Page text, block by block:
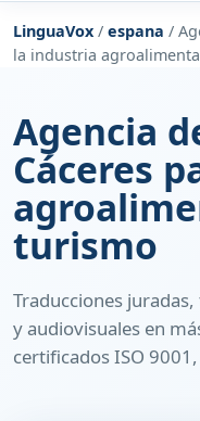
LinguaVox / espana /
la industria
Agencia
Cáceres
turismo
Traducciones
y audiovisuales en
certificados ISO